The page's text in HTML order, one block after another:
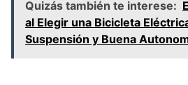
Quizás también te interese:
al Elegir una Bicicleta
Suspensión y Buena